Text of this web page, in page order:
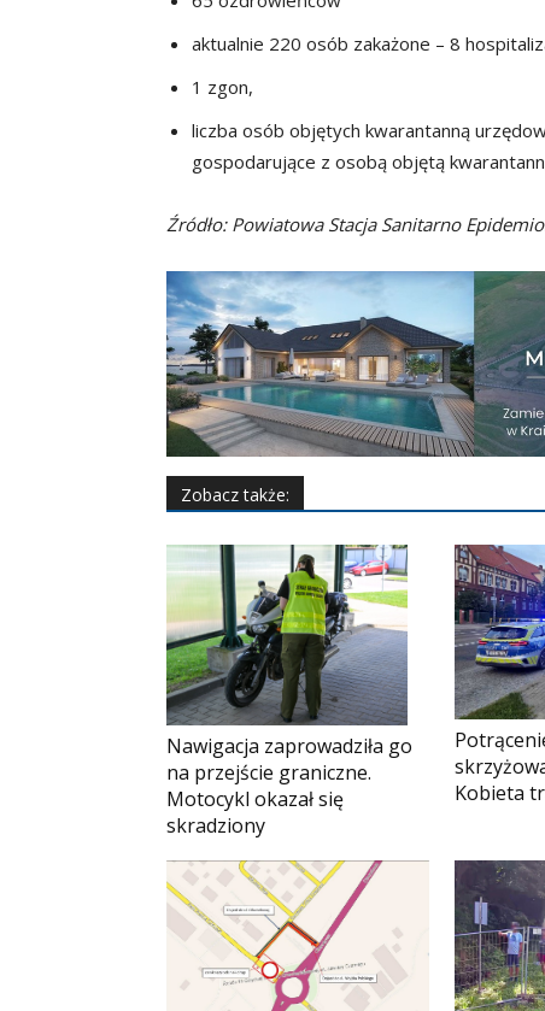
aktualnie 220 osób zakażone – 8
1 zgon,
liczba osób objętych kwarantanną
gospodarujące z osobą objętą
Źródło: Powiatowa Stacja Sanitarno
Zobacz także:
Nawigacja zaprowadziła go
na przejście graniczne.
Motocykl okazał się
skradziony
Kobieta